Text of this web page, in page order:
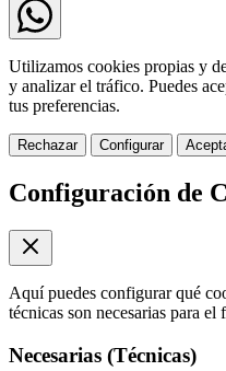
Utilizamos cookies propias y
y analizar el tráfico. Puedes
tus preferencias.
Rechazar Configurar
Configuración de
Aquí puedes configurar qué
técnicas son necesarias para
Necesarias (Técnicas)